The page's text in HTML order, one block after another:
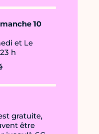
10
et Le
h
gratuite,
être